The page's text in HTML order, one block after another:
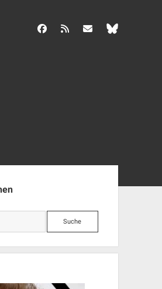
facebook info@aida-archiv.de
Suche